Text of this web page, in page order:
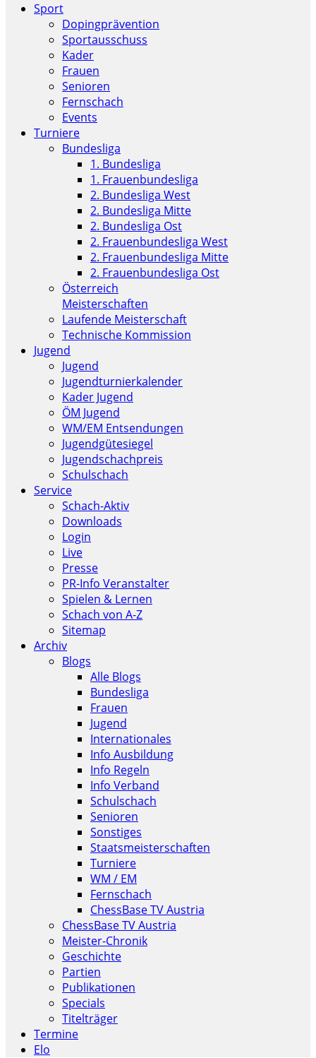
Sport
Dopingprävention
Sportausschuss
Kader
Frauen
Senioren
Fernschach
Events
Turniere
Bundesliga
1. Bundesliga
1. Frauenbundesliga
2. Bundesliga West
2. Bundesliga Mitte
2. Bundesliga Ost
2. Frauenbundesliga West
2. Frauenbundesliga Mitte
2. Frauenbundesliga Ost
Österreich
Meisterschaften
Laufende Meisterschaft
Technische Kommission
Jugend
Jugend
Jugendturnierkalender
Kader Jugend
ÖM Jugend
WM/EM Entsendungen
Jugendgütesiegel
Jugendschachpreis
Schulschach
Service
Schach-Aktiv
Downloads
Login
Live
Presse
PR-Info Veranstalter
Spielen & Lernen
Schach von A-Z
Sitemap
Archiv
Blogs
Alle Blogs
Bundesliga
Frauen
Jugend
Internationales
Info Ausbildung
Info Regeln
Info Verband
Schulschach
Senioren
Sonstiges
Staatsmeisterschaften
Turniere
WM / EM
Fernschach
ChessBase TV Austria
ChessBase TV Austria
Meister-Chronik
Geschichte
Partien
Publikationen
Specials
Titelträger
Termine
Elo